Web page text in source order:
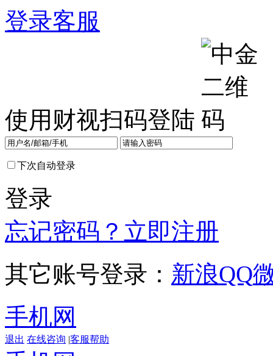
登录客服
使用财视扫码登陆
下次自动登录
登录
忘记密码？ 立即注册
其它账号登录： 新浪QQ
手机网
退出 在线咨询 |客服帮助